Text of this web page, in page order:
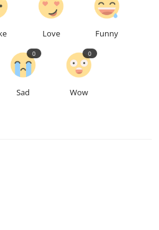
Love Funny
Sad
0
Wow
0